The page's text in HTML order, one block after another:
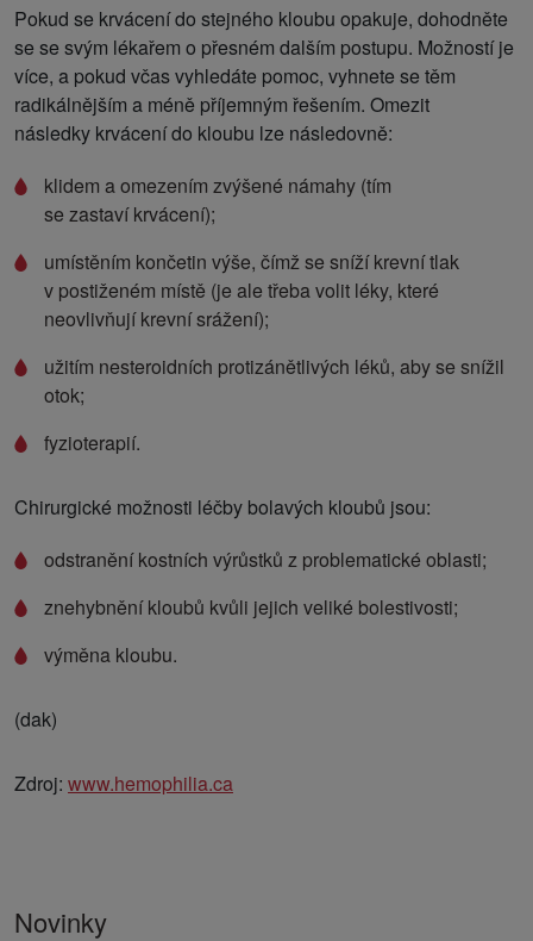
Pokud se krvácení do stejného kloubu opakuje, dohodněte
se se svým lékařem o přesném dalším postupu. Možností je
více, a pokud včas vyhledáte pomoc, vyhnete se těm
radikálnějším a méně příjemným řešením. Omezit
následky krvácení do kloubu lze následovně:
klidem a omezením zvýšené námahy (tím
se zastaví krvácení);
umístěním končetin výše, čímž se sníží krevní tlak
v postiženém místě (je ale třeba volit léky, které
neovlivňují krevní srážení);
užitím nesteroidních protizánětlivých léků, aby se snížil
otok;
fyzioterapií.
Chirurgické možnosti léčby bolavých kloubů jsou:
odstranění kostních výrůstků z problematické oblasti;
znehybnění kloubů kvůli jejich veliké bolestivosti;
výměna kloubu.
(dak)
Zdroj: www.hemophilia.ca
Novinky